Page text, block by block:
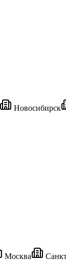
Новосибирск
Москва